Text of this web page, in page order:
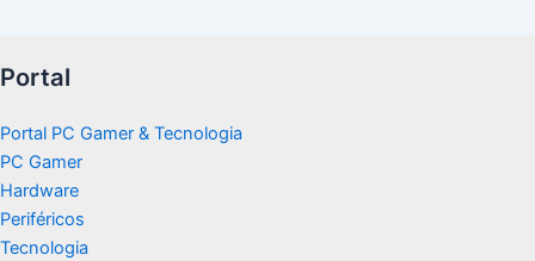
Portal
Portal PC Gamer & Tecnologia
PC Gamer
Hardware
Periféricos
Tecnologia